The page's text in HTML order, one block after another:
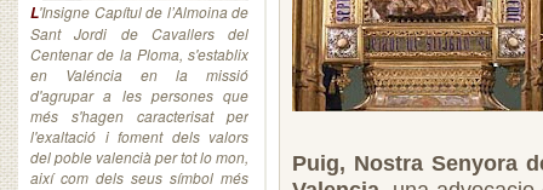
L'Insigne Capítul de l’Almoina de
Sant Jordi de Cavallers del
Centenar de la Ploma, s'establix
en Valéncia en la missió
d'agrupar a les persones que
més s'hagen caracterisat per
l'exaltació i foment dels valors
del poble valencià per tot lo mon,
així com dels seus símbol més
Puig, Nostra Senyora